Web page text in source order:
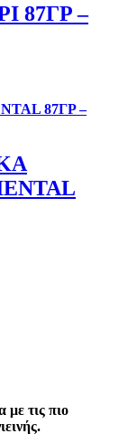
87ΓΡ –
τις πιο